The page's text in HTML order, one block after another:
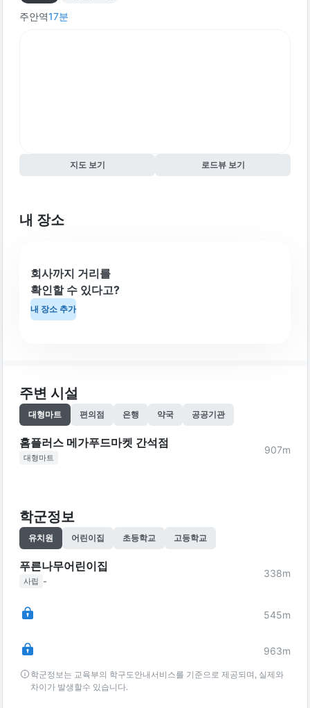
주안역17분
지도 보기 로드뷰 보기
내 장소
회사까지 거리를
확인할 수 있다고?
내 장소 추가
주변 시설
대형마트 편의점 은행 약국 공공기관
홈플러스 메가푸드마켓 간석점
대형마트
907m
학군정보
유치원 어린이집 초등학교 고등학교
푸른나무어린이집
사립 -
338m
545m
963m
학군정보는 교육부의 학구도안내서비스를 기준으로 제공되며, 실제와
차이가 발생할수 있습니다.